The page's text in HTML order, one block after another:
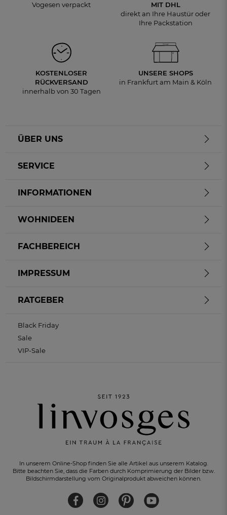
Vogesen verpackt
MIT DHL
direkt an Ihre Haustür oder
Ihre Packstation
KOSTENLOSER
RÜCKVERSAND
innerhalb von 30 Tagen
UNSERE SHOPS
in Frankfurt am Main & Köln
In unserem Online-Shop finden Sie alle Artikel aus unserem Katalog.
Bitte beachten Sie, dass die Farben durch Komprimierung der Bilder bzw.
Bildschirmdarstellung vom Originalprodukt abweichen können.
ÜBER UNS
SERVICE
INFORMATIONEN
WOHNIDEEN
FACHBEREICH
IMPRESSUM
RATGEBER
Black Friday
Sale
VIP-Sale